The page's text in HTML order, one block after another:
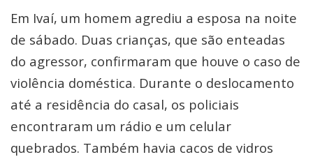
Em Ivaí, um homem agrediu a esposa na noite
de sábado. Duas crianças, que são enteadas
do agressor, confirmaram que houve o caso de
violência doméstica. Durante o deslocamento
até a residência do casal, os policiais
encontraram um rádio e um celular
quebrados. Também havia cacos de vidros